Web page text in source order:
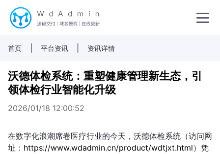
首页 平台资讯 资讯详情
沃德体检系统：重塑健康管理新生态，引
领体检行业智能化升级
2026/01/18 12:00:52
在数字化浪潮席卷医疗行业的今天，沃德体检系统（访问网
址： https://www.wdadmin.cn/product/wdtjxt.html）凭